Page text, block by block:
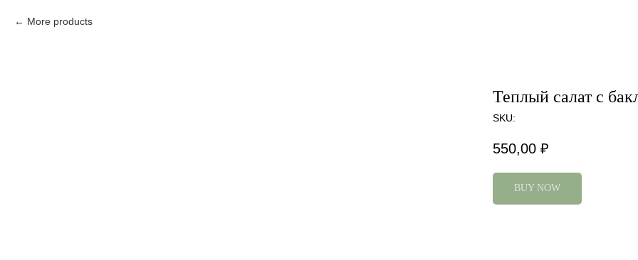
More products
Теплый салат с
SKU:
550,00 ₽
BUY NOW